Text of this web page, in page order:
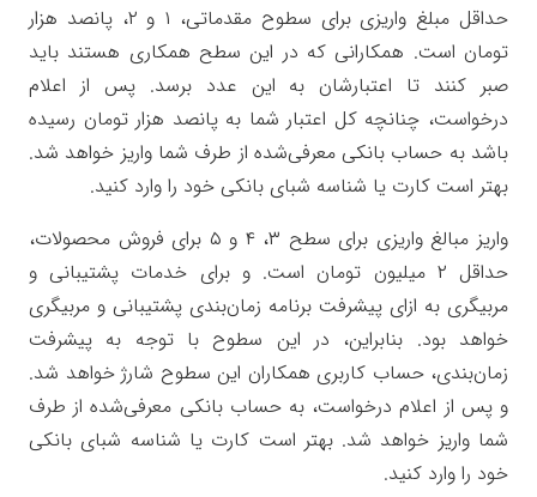
حداقل مبلغ واریزی برای سطوح مقدماتی، ۱ و ۲، پانصد هزار
تومان است. همکارانی که در این سطح همکاری هستند باید
صبر کنند تا اعتبارشان به این عدد برسد. پس از اعلام
درخواست، چنانچه کل اعتبار شما به پانصد هزار تومان رسیده
باشد به حساب بانکی معرفی‌شده از طرف شما واریز خواهد شد.
بهتر است کارت یا شناسه شبای بانکی خود را وارد کنید.
واریز مبالغ واریزی برای سطح ۳، ۴ و ۵ برای فروش محصولات،
حداقل ۲ میلیون تومان است. و برای خدمات پشتیبانی و
مربیگری به ازای پیشرفت برنامه زمان‌بندی پشتیبانی و مربیگری
خواهد بود. بنابراین، در این سطوح با توجه به پیشرفت
زمان‌بندی، حساب کاربری همکاران این سطوح شارژ خواهد شد.
و پس از اعلام درخواست، به حساب بانکی معرفی‌شده از طرف
شما واریز خواهد شد. بهتر است کارت یا شناسه شبای بانکی
خود را وارد کنید.